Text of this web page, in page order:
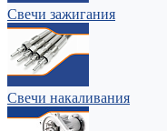
Свечи зажигания
Свечи накаливания